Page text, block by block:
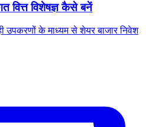
वित्त विशेषज्ञ कैसे बनें
उपकरणों के माध्यम से शेयर बाजार निवेश